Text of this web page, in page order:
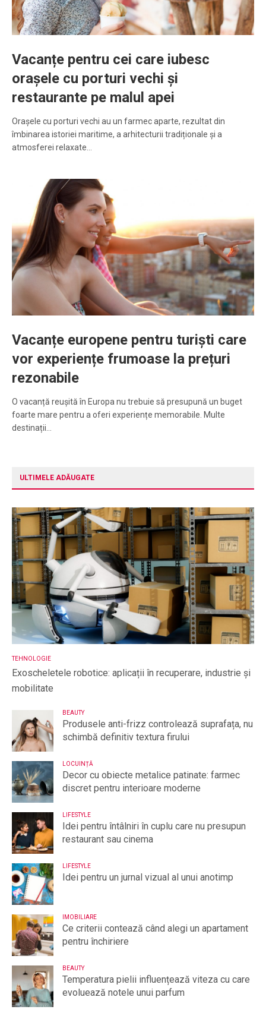
Vacanțe pentru cei care iubesc
orașele cu porturi vechi și
restaurante pe malul apei
Orașele cu porturi vechi au un farmec aparte, rezultat din
îmbinarea istoriei maritime, a arhitecturii tradiționale și a
atmosferei relaxate…
Vacanțe europene pentru turiști care
vor experiențe frumoase la prețuri
rezonabile
O vacanță reușită în Europa nu trebuie să presupună un buget
foarte mare pentru a oferi experiențe memorabile. Multe
destinații…
ULTIMELE ADĂUGATE
TEHNOLOGIE
Exoscheletele robotice: aplicații în recuperare, industrie și
mobilitate
BEAUTY
Produsele anti-frizz controlează suprafața, nu
schimbă definitiv textura firului
LOCUINȚĂ
Decor cu obiecte metalice patinate: farmec
discret pentru interioare moderne
LIFESTYLE
Idei pentru întâlniri în cuplu care nu presupun
restaurant sau cinema
LIFESTYLE
Idei pentru un jurnal vizual al unui anotimp
IMOBILIARE
Ce criterii contează când alegi un apartament
pentru închiriere
BEAUTY
Temperatura pielii influențează viteza cu care
evoluează notele unui parfum